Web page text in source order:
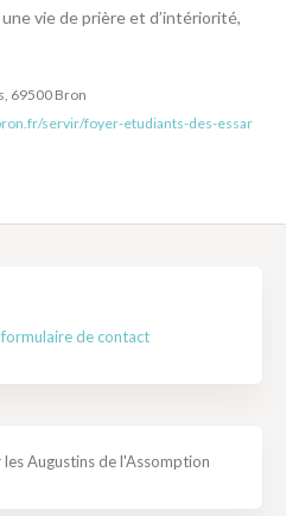
vie de prière et d’intériorité,
69500 Bron
servir/foyer-etudiants-des-essar
formulaire de contact
Augustins de l'Assomption